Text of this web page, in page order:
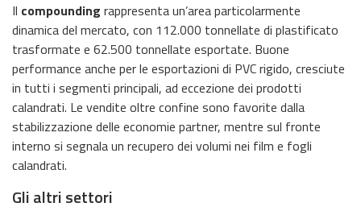
Il compounding rappresenta un’area particolarmente
dinamica del mercato, con 112.000 tonnellate di plastificato
trasformate e 62.500 tonnellate esportate. Buone
performance anche per le esportazioni di PVC rigido, cresciute
in tutti i segmenti principali, ad eccezione dei prodotti
calandrati. Le vendite oltre confine sono favorite dalla
stabilizzazione delle economie partner, mentre sul fronte
interno si segnala un recupero dei volumi nei film e fogli
calandrati.
Gli altri settori